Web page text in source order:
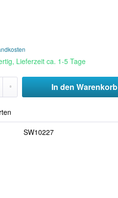
Lieferzeit ca. 1-5 Tage
In den Warenkorb
SW10227